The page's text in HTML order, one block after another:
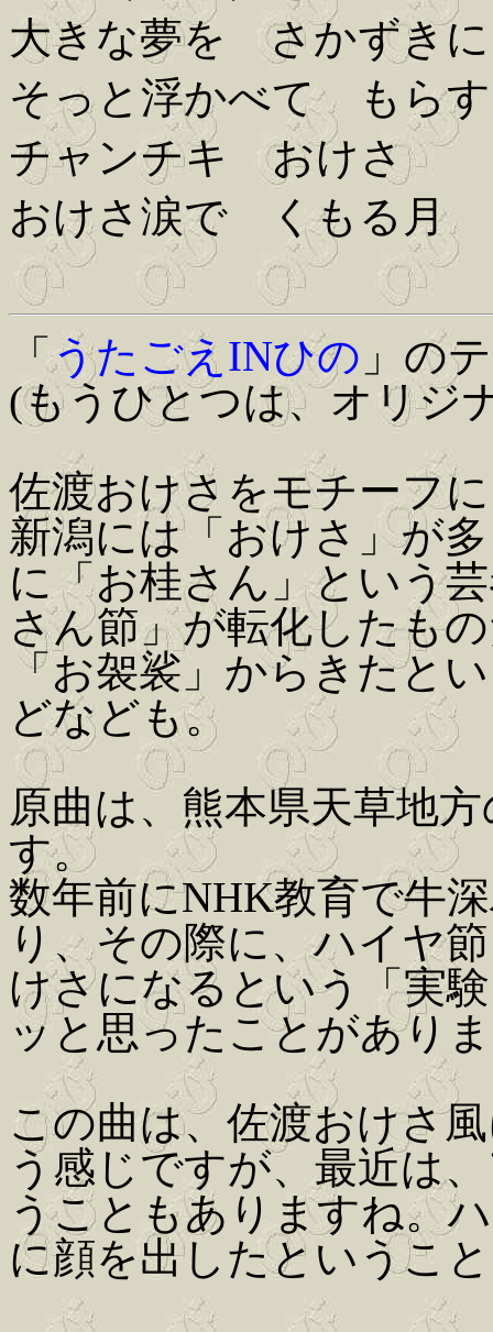
大きな夢を さかずきに
そっと浮かべて もら
チャンチキ おけさ
おけさ涙で くもる月
「うたごえINひの 」の
(もうひとつは、オリジ
佐渡おけさをモチーフ
新潟には「おけさ」が
に「お桂さん」という
さん節」が転化したも
「お袈裟」からきたと
どなども。
原曲は、熊本県天草地
す。
数年前にNHK教育で牛
り、その際に、ハイヤ
けさになるという「実
ッと思ったことがあり
この曲は、佐渡おけさ
う感じですが、最近は
うこともありますね。
に顔を出したというこ